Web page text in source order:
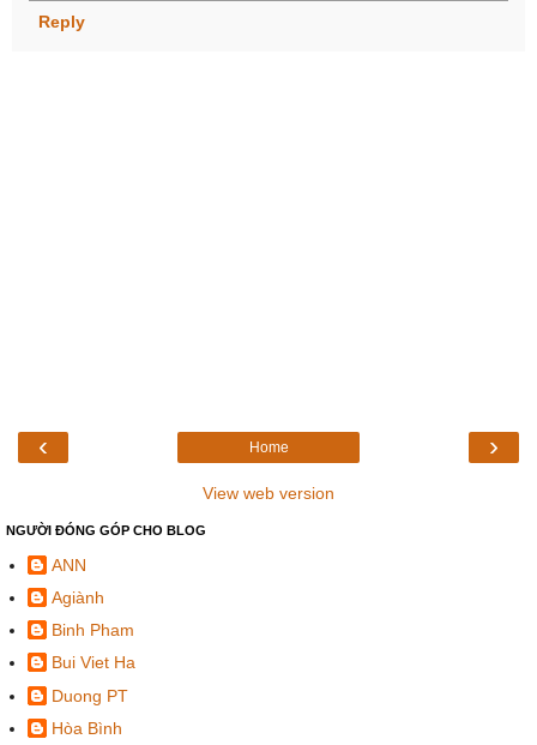
Reply
‹ ›
Home
View web version
NGƯỜI ĐÓNG GÓP CHO BLOG
ANN
Agiành
Binh Pham
Bui Viet Ha
Duong PT
Hòa Bình